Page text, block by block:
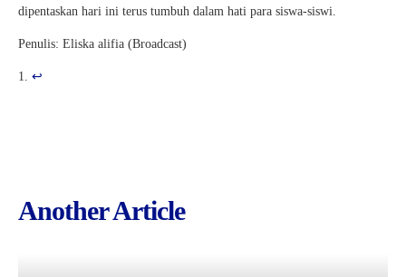
dipentaskan hari ini terus tumbuh dalam hati para siswa-siswi.
Penulis: Eliska alifia (Broadcast)
↩︎
Another Article